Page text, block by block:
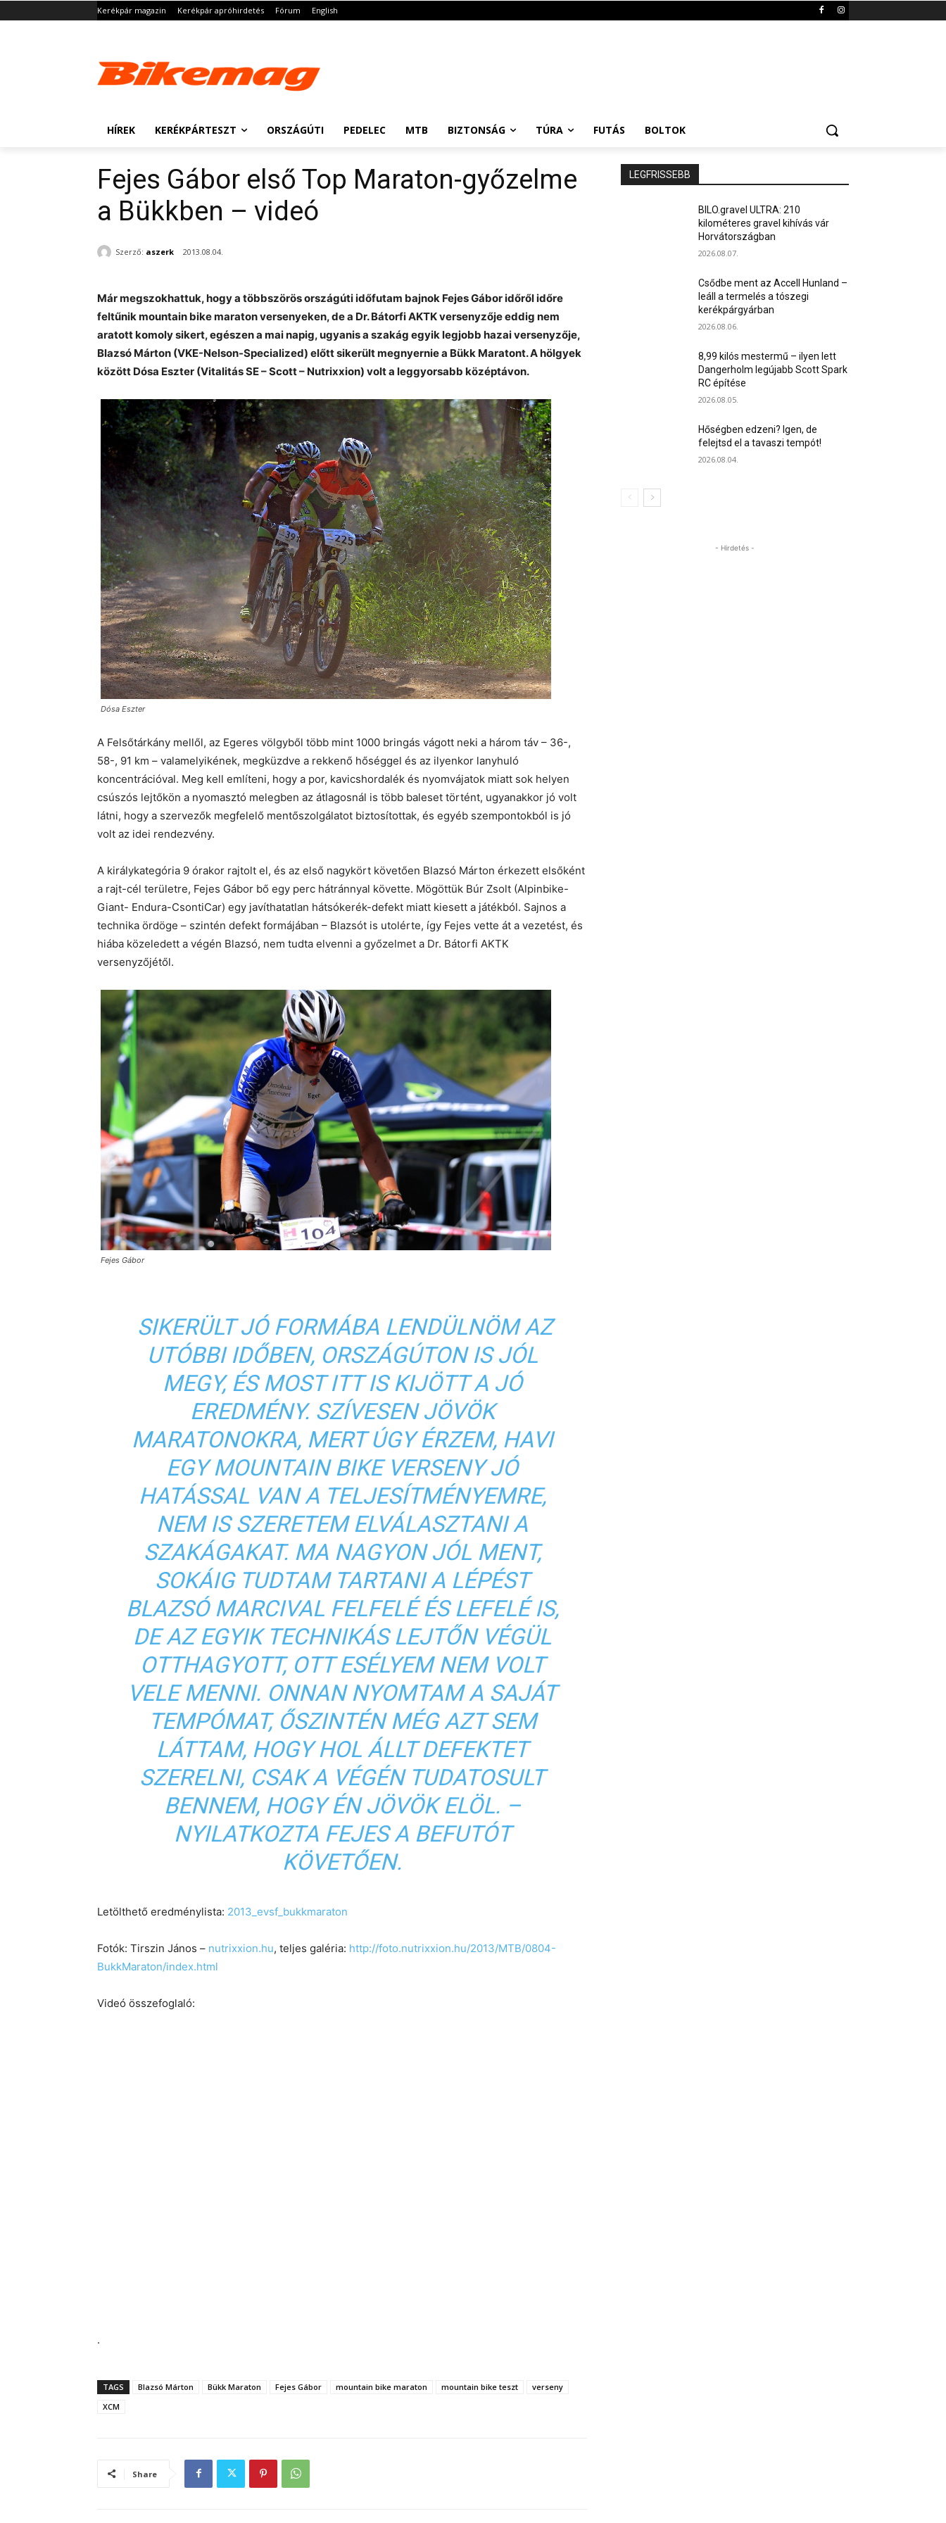
Kerékpár magazin Kerékpár apróhirdetés Fórum English
HÍREK KERÉKPÁRTESZT ORSZÁGÚTI PEDELEC MTB BIZTONSÁG TÚRA FUTÁS BOLTOK
Fejes Gábor első Top Maraton-győzelme
a Bükkben – videó
Szerző: aszerk 2013.08.04.
Már megszokhattuk, hogy a többszörös országúti időfutam bajnok Fejes Gábor időről időre
feltűnik mountain bike maraton versenyeken, de a Dr. Bátorfi AKTK versenyzője eddig nem
aratott komoly sikert, egészen a mai napig, ugyanis a szakág egyik legjobb hazai versenyzője,
Blazsó Márton (VKE-Nelson-Specialized) előtt sikerült megnyernie a Bükk Maratont. A hölgyek
között Dósa Eszter (Vitalitás SE – Scott – Nutrixxion) volt a leggyorsabb középtávon.
Dósa Eszter
A Felsőtárkány mellől, az Egeres völgyből több mint 1000 bringás vágott neki a három táv – 36-,
58-, 91 km – valamelyikének, megküzdve a rekkenő hőséggel és az ilyenkor lanyhuló
koncentrációval. Meg kell említeni, hogy a por, kavicshordalék és nyomvájatok miatt sok helyen
csúszós lejtőkön a nyomasztó melegben az átlagosnál is több baleset történt, ugyanakkor jó volt
látni, hogy a szervezők megfelelő mentőszolgálatot biztosítottak, és egyéb szempontokból is jó
volt az idei rendezvény.
A királykategória 9 órakor rajtolt el, és az első nagykört követően Blazsó Márton érkezett elsőként
a rajt-cél területre, Fejes Gábor bő egy perc hátránnyal követte. Mögöttük Búr Zsolt (Alpinbike-
Giant- Endura-CsontiCar) egy javíthatatlan hátsókerék-defekt miatt kiesett a játékból. Sajnos a
technika ördöge – szintén defekt formájában – Blazsót is utolérte, így Fejes vette át a vezetést, és
hiába közeledett a végén Blazsó, nem tudta elvenni a győzelmet a Dr. Bátorfi AKTK
versenyzőjétől.
Fejes Gábor
SIKERÜLT JÓ FORMÁBA LENDÜLNÖM AZ
UTÓBBI IDŐBEN, ORSZÁGÚTON IS JÓL
MEGY, ÉS MOST ITT IS KIJÖTT A JÓ
EREDMÉNY. SZÍVESEN JÖVÖK
MARATONOKRA, MERT ÚGY ÉRZEM, HAVI
EGY MOUNTAIN BIKE VERSENY JÓ
HATÁSSAL VAN A TELJESÍTMÉNYEMRE,
NEM IS SZERETEM ELVÁLASZTANI A
SZAKÁGAKAT. MA NAGYON JÓL MENT,
SOKÁIG TUDTAM TARTANI A LÉPÉST
BLAZSÓ MARCIVAL FELFELÉ ÉS LEFELÉ IS,
DE AZ EGYIK TECHNIKÁS LEJTŐN VÉGÜL
OTTHAGYOTT, OTT ESÉLYEM NEM VOLT
VELE MENNI. ONNAN NYOMTAM A SAJÁT
TEMPÓMAT, ŐSZINTÉN MÉG AZT SEM
LÁTTAM, HOGY HOL ÁLLT DEFEKTET
SZERELNI, CSAK A VÉGÉN TUDATOSULT
BENNEM, HOGY ÉN JÖVÖK ELÖL. –
NYILATKOZTA FEJES A BEFUTÓT
KÖVETŐEN.
Letölthető eredménylista: 2013_evsf_bukkmaraton
Fotók: Tirszin János – nutrixxion.hu, teljes galéria: http://foto.nutrixxion.hu/2013/MTB/0804-
BukkMaraton/index.html
Videó összefoglaló:
.
TAGS Blazsó Márton Bükk Maraton Fejes Gábor mountain bike maraton mountain bike teszt
verseny
XCM
Share
LEGFRISSEBB
BILO.gravel ULTRA: 210
kilométeres gravel kihívás vár
Horvátországban
2026.08.07.
Csődbe ment az Accell Hunland –
leáll a termelés a tószegi
kerékpárgyárban
2026.08.06.
8,99 kilós mestermű – ilyen lett
Dangerholm legújabb Scott Spark
RC építése
2026.08.05.
Hőségben edzeni? Igen, de
felejtsd el a tavaszi tempót!
2026.08.04.
- Hirdetés -